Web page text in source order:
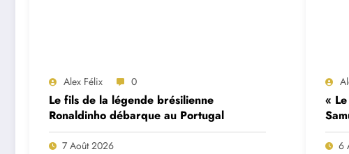
Alex Félix 0
Le fils de la légende brésilienne
Ronaldinho débarque au Portugal
7 Août 2026
«
6